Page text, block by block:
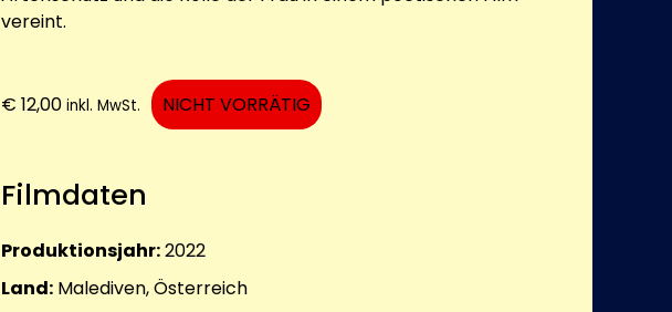
vereint.
€ 12,00 inkl. MwSt. NICHT VORRÄTIG
Filmdaten
Produktionsjahr:2022
Land: Malediven, Österreich